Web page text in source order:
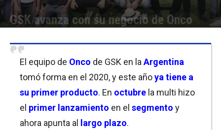
GSK avanza con su negocio de Onco
El equipo de Onco de GSK en la Argentina
tomó forma en el 2020, y este añoya tiene a
su primer producto. En octubre la multi hizo
el primer lanzamiento en el segmento y
ahora apunta al
largo plazo.